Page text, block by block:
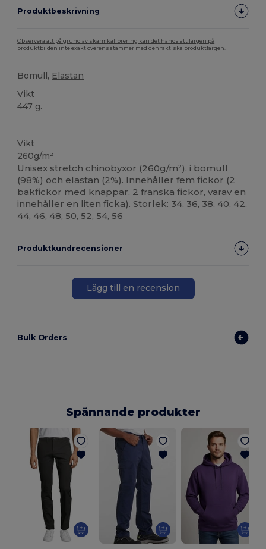
Produktbeskrivning
Observera att på grund av skärmkalibrering kan det hända att färgen på
produktbilden inte exakt överensstämmer med den faktiska produktfärgen.
Bomull, Elastan
Vikt
447 g.
Vikt
260g/m²
Unisex stretch chinobyxor (260g/m²), i bomull
(98%) och elastan (2%). Innehåller fem fickor (2
bakfickor med knappar, 2 franska fickor, varav en
innehåller en liten ficka). Storlek: 34, 36, 38, 40, 42,
44, 46, 48, 50, 52, 54, 56
Produktkundrecensioner
Lägg till en recension
Bulk Orders
Spännande produkter